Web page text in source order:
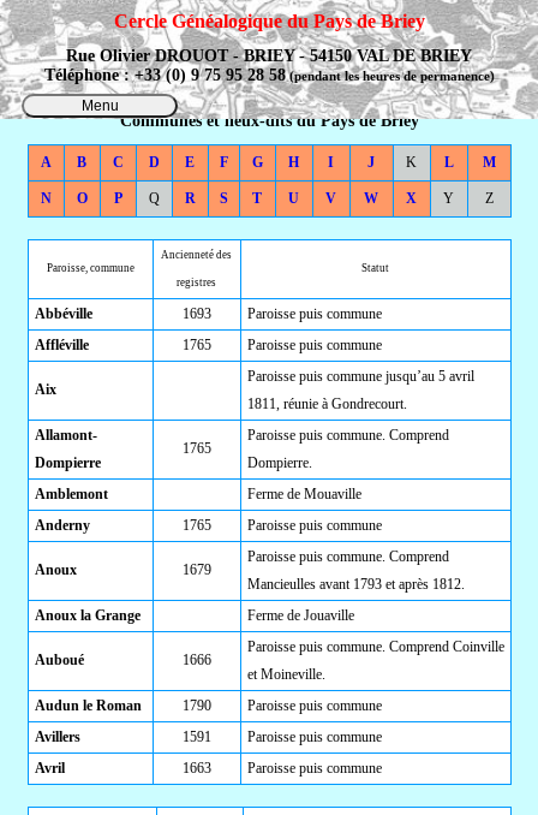
Cercle Généalogique du Pays de Briey
Rue Olivier DROUOT - BRIEY - 54150 VAL DE BRIEY
Téléphone : +33 (0) 9 75 95 28 58(pendant les heures de permanence)
Menu
Communes et lieux-dits du Pays de Briey
A B C D E F G H I J K L M
N O P Q R S T U V W X Y Z
Paroisse, commune
Ancienneté des
registres
Statut
Abbéville 1693
Paroisse puis commune
Affléville
1765 Paroisse puis commune
Aix
Paroisse puis commune jusqu’au 5 avril
1811, réunie à Gondrecourt.
Allamont-
Dompierre
1765
Paroisse puis commune. Comprend
Dompierre.
Amblemont
Ferme de Mouaville
Anderny
1765 Paroisse puis commune
Anoux 1679
Paroisse puis commune. Comprend
Mancieulles avant 1793 et après 1812.
Anoux la Grange
Ferme de Jouaville
Auboué 1666
Paroisse puis commune. Comprend Coinville
et Moineville.
Audun le Roman
1790
Paroisse puis commune
Avillers
1591
Paroisse puis commune
Avril
1663 Paroisse puis commune